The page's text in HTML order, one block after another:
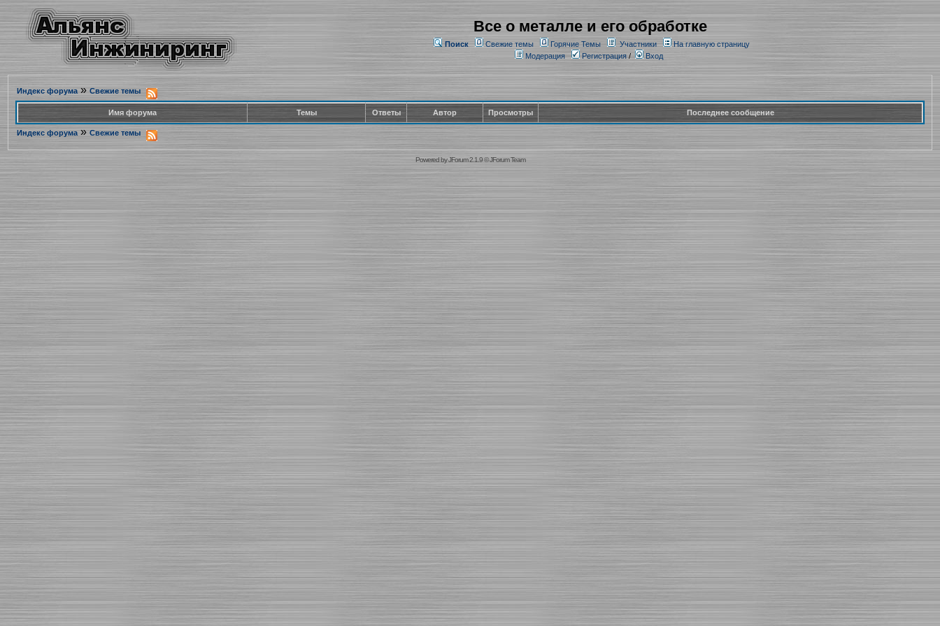
Все о металле и его обработке
Поиск Свежие темы Горячие Темы Участники
На главную страницу
Модерация
Регистрация/ Вход
Индекс форума» Свежие темы
Имя форума Темы Ответы Автор Просмотры Последнее сообщение
Индекс форума » Свежие темы
Powered byJForum 2.1.9©JForum Team